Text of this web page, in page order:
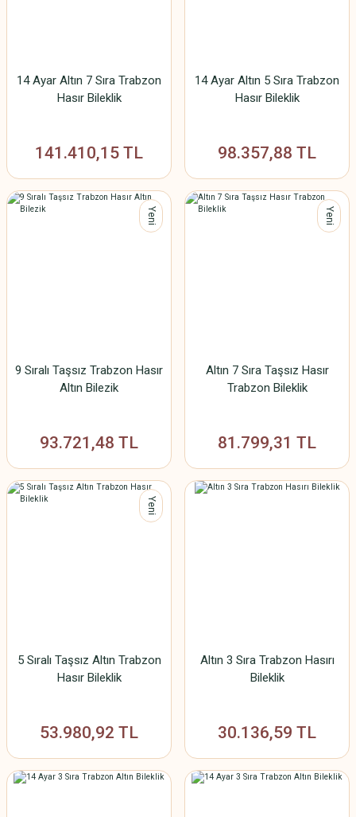
14 Ayar Altın 7 Sıra Trabzon
Hasır Bileklik
141.410,15 TL
14 Ayar Altın 5 Sıra Trabzon
Hasır Bileklik
98.357,88 TL
Yeni
9 Sıralı Taşsız Trabzon Hasır
Altın Bilezik
93.721,48 TL
Yeni
Altın 7 Sıra Taşsız Hasır
Trabzon Bileklik
81.799,31 TL
Yeni
5 Sıralı Taşsız Altın Trabzon
Hasır Bileklik
53.980,92 TL
Altın 3 Sıra Trabzon Hasırı
Bileklik
30.136,59 TL